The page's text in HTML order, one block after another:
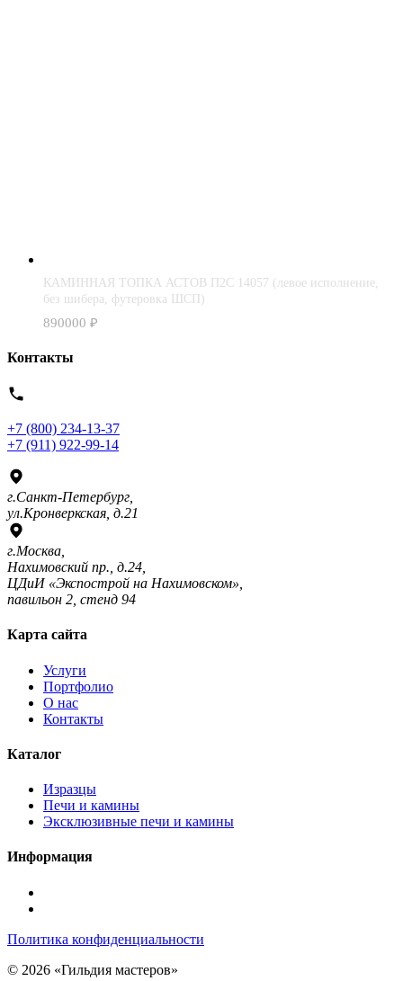
КАМИННАЯ ТОПКА АСТОВ П2С 14057 (левое исполнение,
без шибера, футеровка ШСП)
890000 ₽
Контакты
+7 (800) 234-13-37
+7 (911) 922-99-14
г.Санкт-Петербург,
ул.Кронверкская, д.21
г.Москва,
Нахимовский пр., д.24,
ЦДиИ «Экспострой на Нахимовском»,
павильон 2, стенд 94
Карта сайта
Услуги
Портфолио
О нас
Контакты
Каталог
Изразцы
Печи и камины
Эксклюзивные печи и камины
Информация
Max
Политика конфиденциальности
© 2026 «Гильдия мастеров»